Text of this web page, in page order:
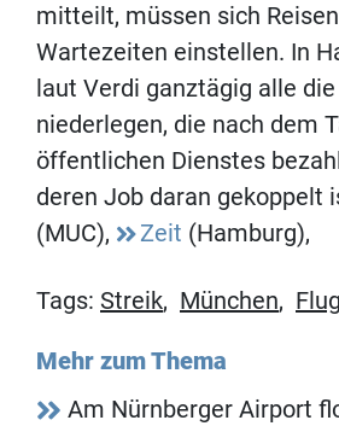
mitteilt, müssen sich
Wartezeiten einstellen. In
laut Verdi ganztägig alle
niederlegen, die nach dem
öffentlichen Dienstes
deren Job daran gekoppelt
(MUC),
Zeit (Hamburg),
Tags: Streik, München,
Mehr zum Thema
Am Nürnberger Airport